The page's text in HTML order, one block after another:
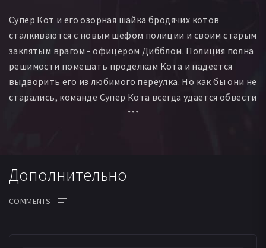
Супер Кот и его озорная шайка бродячих котов
сталкиваются с новым шефом полиции и своим старым
заклятым врагом - офицером Дибблом. Полиция полна
решимости помешать проделкам Кота и надеется
выдворить его из любимого переулка. Но как бы они не
старались, команде Супер Кота всегда удается обвести
блюстителей закона вокруг пальца.
Дополнительно